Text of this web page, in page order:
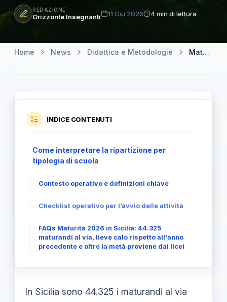
REDAZIONE
Orizzonte Insegnanti 11 Giu 2026 4 min di lettura
Home News Didattica e Metodologie Maturità 2026 in Sicilia: 44.325 maturandi al via, lieve calo rispetto all'anno precedente e oltre la metà proviene dai licei
INDICE CONTENUTI
Come interpretare la ripartizione per
tipologia di scuola
Contesto operativo e definizioni chiave
Checklist operativo per l’avvio delle attività
FAQs Maturità 2026 in Sicilia: 44.325
maturandi al via, lieve calo rispetto all'anno
precedente e oltre la metà proviene dai licei
In Sicilia sono 44.325 i maturandi al via